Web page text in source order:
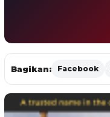
Bagikan: Facebook